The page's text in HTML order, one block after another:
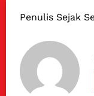
Penulis Sejak